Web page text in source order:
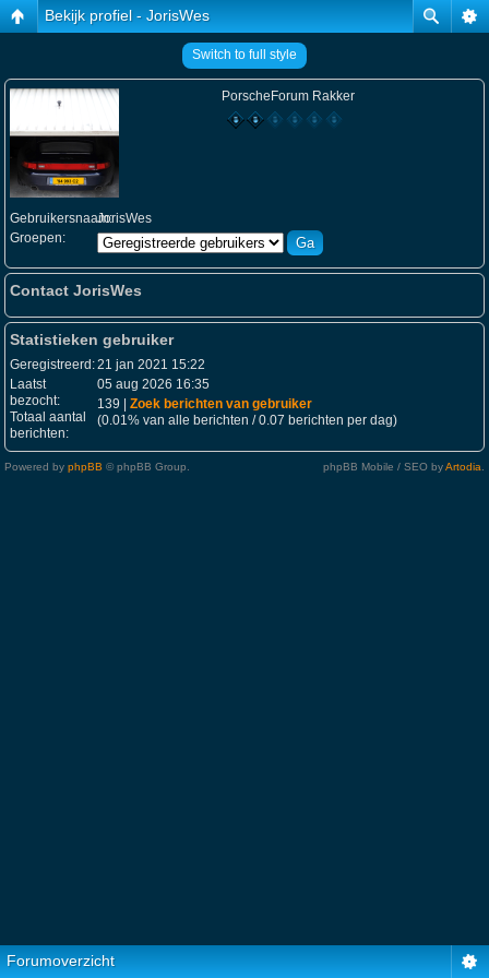
Bekijk profiel - JorisWes
Switch to full style
PorscheForum Rakker
Gebruikersnaam:JorisWes
Groepen:
Contact JorisWes
Statistieken gebruiker
Geregistreerd:21 jan 2021 15:22
Laatst
bezocht:
05 aug 2026 16:35
Totaal aantal
berichten:
139 | Zoek berichten van gebruiker
(0.01% van alle berichten / 0.07 berichten per dag)
Powered by phpBB © phpBB Group. phpBB Mobile / SEO byArtodia
Forumoverzicht